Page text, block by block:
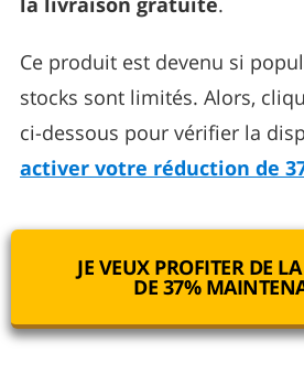
Ce produit est devenu si
stocks sont limités. Alors,
ci-dessous pour vérifier la
activer votre réduction de
JE VEUX PROFITER DE
DE 37%